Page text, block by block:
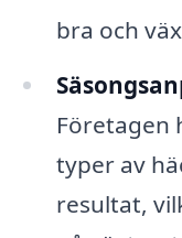
bra och
Företagen
typer av
resultat,